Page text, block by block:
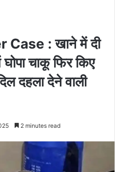
: खाने में दी
चाकू फिर किए
दहला देने वाली
2 minutes read